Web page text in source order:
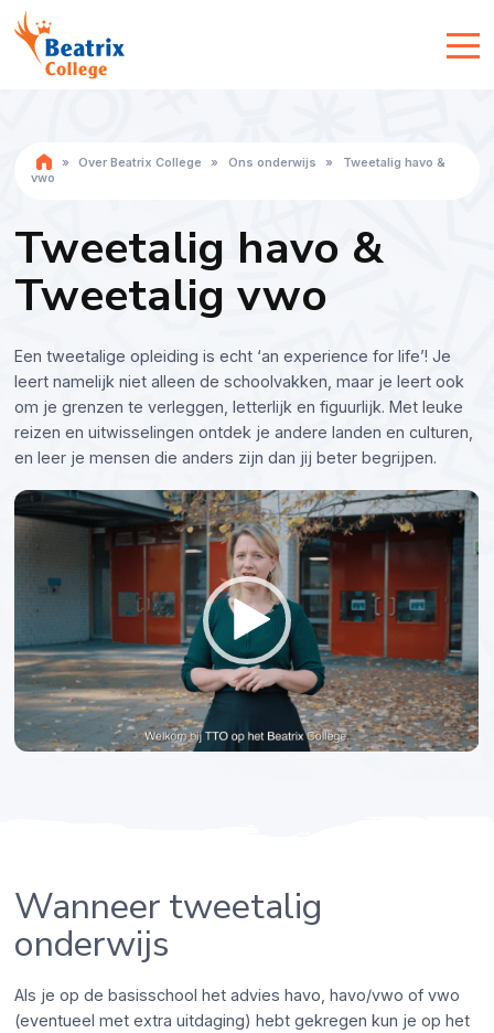
» Over Beatrix College » Ons onderwijs »
Tweetalig havo &
vwo
Tweetalig havo &
Tweetalig vwo
Een tweetalige opleiding is echt ‘an experience for life’! Je
leert namelijk niet alleen de schoolvakken, maar je leert ook
om je grenzen te verleggen, letterlijk en figuurlijk. Met leuke
reizen en uitwisselingen ontdek je andere landen en culturen,
en leer je mensen die anders zijn dan jij beter begrijpen.
Wanneer tweetalig
onderwijs
Als je op de basisschool het advies havo, havo/vwo of vwo
(eventueel met extra uitdaging) hebt gekregen kun je op het